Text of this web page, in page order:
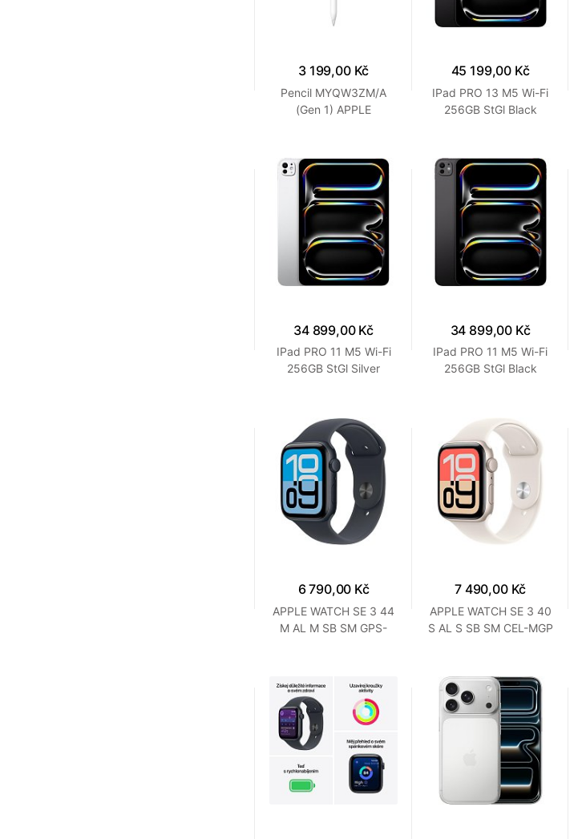
3 199,00 Kč
Pencil MYQW3ZM/A
(Gen 1) APPLE
45 199,00 Kč
IPad PRO 13 M5 Wi-Fi
256GB StGl Black
34 899,00 Kč
IPad PRO 11 M5 Wi-Fi
256GB StGl Silver
34 899,00 Kč
IPad PRO 11 M5 Wi-Fi
256GB StGl Black
6 790,00 Kč
APPLE WATCH SE 3 44
M AL M SB SM GPS-
7 490,00 Kč
APPLE WATCH SE 3 40
S AL S SB SM CEL-MGP